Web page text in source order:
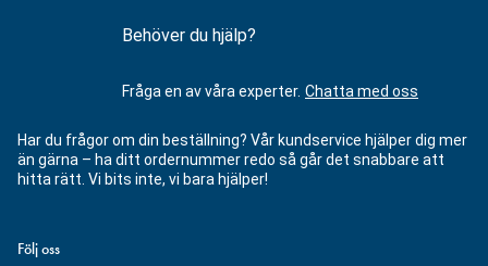
Behöver du hjälp?
Fråga en av våra experter. Chatta med oss
Har du frågor om din beställning? Vår kundservice hjälper dig mer
än gärna – ha ditt ordernummer redo så går det snabbare att
hitta rätt. Vi bits inte, vi bara hjälper!
Följ oss